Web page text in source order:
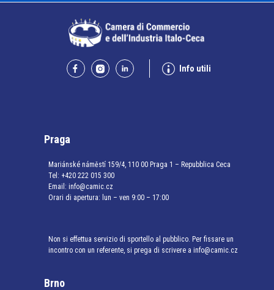
Info utili
Praga
Mariánské náměstí 159/4, 110 00 Praga 1 – Repubblica Ceca
Tel: +420 222 015 300
Email: info@camic.cz
Orari di apertura: lun – ven 9:00 – 17:00
Non si effettua servizio di sportello al pubblico. Per fissare un
incontro con un referente, si prega di scrivere a info@camic.cz
Brno